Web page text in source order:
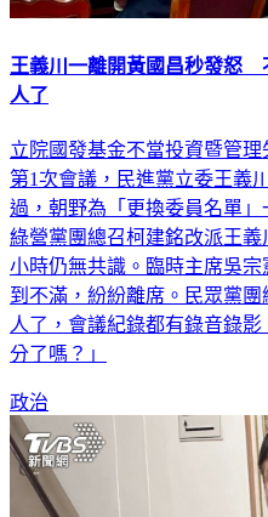
王義川一離開黃國昌秒發怒
人了
立院國發基金不當投資暨管
第1次會議，民進黨立委王義
過，朝野為「更換委員名單
綠營黨團總召柯建銘改派王
小時仍無共識。臨時主席吳
到不滿，紛紛離席。民眾黨
人了，會議紀錄都有錄音錄
分了嗎？」
政治